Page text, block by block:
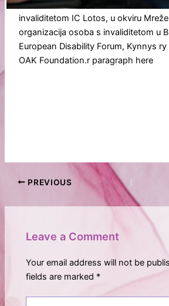
Program se realizuje kroz Program
invaliditetom IC Lotos, u okviru
organizacija osoba s invaliditetom u
European Disability Forum, Kynnys
OAK Foundation.r paragraph here
PREVIOUS
Leave a Comment
Your email address will not be
fields are marked *